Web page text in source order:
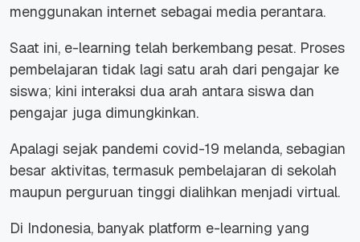
menggunakan internet sebagai media perantara.
Saat ini, e-learning telah berkembang pesat. Proses
pembelajaran tidak lagi satu arah dari pengajar ke
siswa; kini interaksi dua arah antara siswa dan
pengajar juga dimungkinkan.
Apalagi sejak pandemi covid-19 melanda, sebagian
besar aktivitas, termasuk pembelajaran di sekolah
maupun perguruan tinggi dialihkan menjadi virtual.
Di Indonesia, banyak platform e-learning yang